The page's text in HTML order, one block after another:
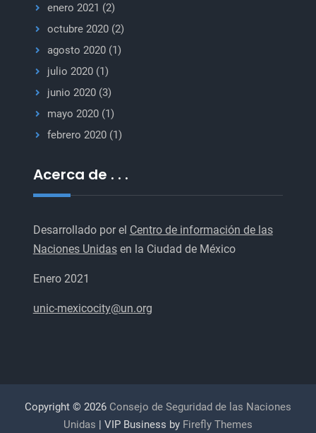
enero 2021 (2)
octubre 2020(2)
agosto 2020(1)
julio 2020(1)
junio 2020(3)
mayo 2020(1)
febrero 2020(1)
Acerca de . . .
Desarrollado por el Centro de información de las
Naciones Unidasen la Ciudad de México
Enero 2021
unic-mexicocity@un.org
Copyright © 2026 Consejo de Seguridad de las Naciones
Unidas | VIP Business by Firefly Themes